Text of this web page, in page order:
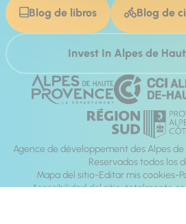
Blog de libros Blog de
Invest In Alpes de
Agence de développement des Alpes
Reservados todos los
Mapa del sitio Editar mis cookies
Accesibilidad del sitio: totalmente